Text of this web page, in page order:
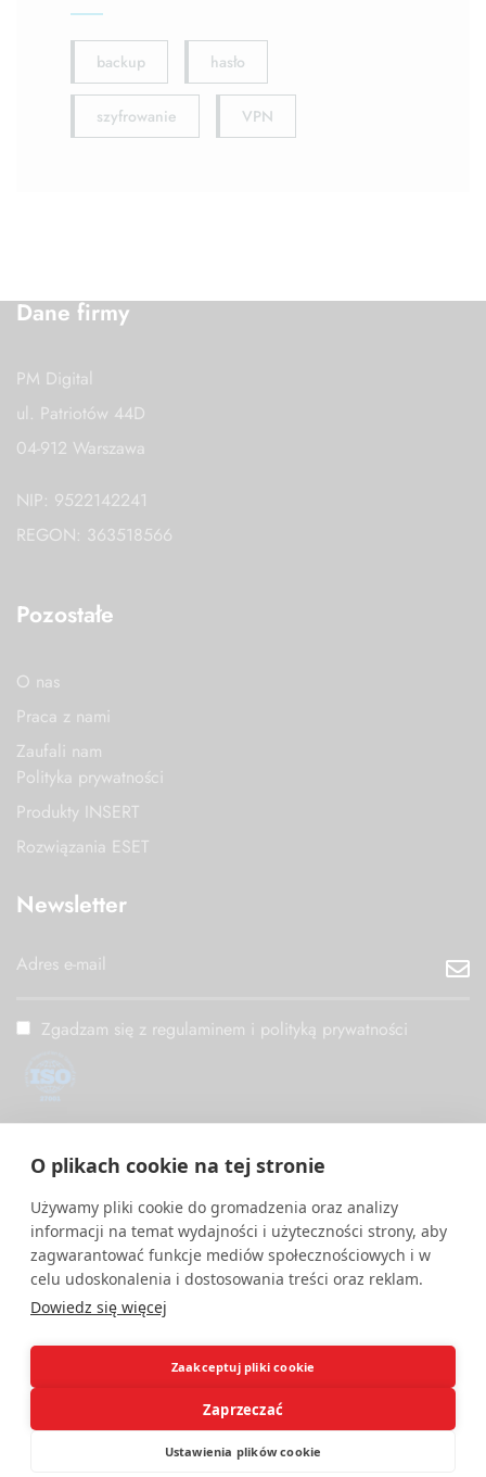
O plikach cookie na tej stronie
Używamy pliki cookie do gromadzenia oraz analizy
informacji na temat wydajności i użyteczności strony, aby
zagwarantować funkcje mediów społecznościowych i w
celu udoskonalenia i dostosowania treści oraz reklam.
Dowiedz się więcej
Zaakceptuj pliki cookie
Zaprzeczać
Ustawienia plików cookie
backup hasło
szyfrowanie VPN
Dane firmy
PM Digital
ul. Patriotów 44D
04-912 Warszawa
NIP: 9522142241
REGON: 363518566
Pozostałe
O nas
Praca z nami
Zaufali nam
Polityka prywatności
Produkty INSERT
Rozwiązania ESET
Newsletter
Zgadzam się z regulaminem i polityką prywatności
PM Digital wdrożył i utrzymuje System Zarządzania
ISO/IEC 27001.